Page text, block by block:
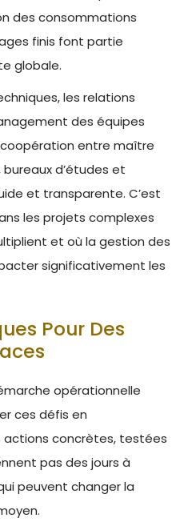
des consommations
finis font partie
globale.
les relations
des équipes
entre maître
d’études et
et transparente. C’est
les projets complexes
et où la gestion des
significativement les
Pour Des
opérationnelle
ces défis en
actions concrètes, testées
pas des jours à
peuvent changer la